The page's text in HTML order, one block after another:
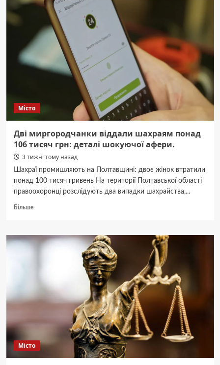
мільйонів
безкоштовні
обіди
для
мешканців.
Місто
Дві миргородчанки віддали шахраям понад
106 тисяч грн: деталі шокуючої афери.
3 тижні тому назад
Шахраї промишляють на Полтавщині: двоє жінок втратили
понад 100 тисяч гривень На території Полтавської області
правоохоронці розслідують два випадки шахрайства,...
БільшеДокладніше
миргородчанки
віддали
деталі
Місто